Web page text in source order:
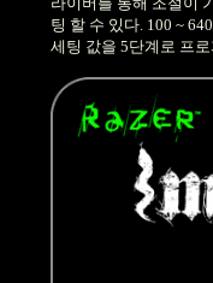
팅 할 수 있다. 100 ~
세팅 값을 5단계로 프